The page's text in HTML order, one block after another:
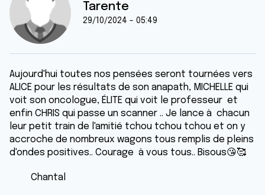
Tarente
29/10/2024 - 05:49
Aujourd'hui toutes nos pensées seront tournées vers
ALICE pour les résultats de son anapath, MICHELLE qui
voit son oncologue, ÉLITE qui voit le professeur et
enfin CHRIS qui passe un scanner .. Je lance à chacun
leur petit train de l'amitié tchou tchou tchou et on y
accroche de nombreux wagons tous remplis de pleins
d'ondes positives.. Courage à vous tous.. Bisous😘🥰
Chantal